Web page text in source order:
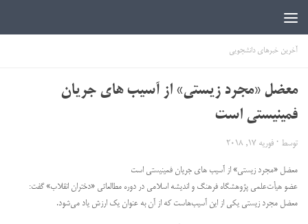
آخرین خبرهای دانشجویی
معضل «مجرد زیستی» از آسیب های جریان
فمینیستی است
توسط · فوریه 17, 2018
معضل «مجرد زیستی» از آسیب های جریان فمینیستی است
عضو هیأت‌علمی پژوهشگاه فرهنگ و ‌اندیشه اسلامی در دوره مطالعاتی «دختران انقلاب» گفت:
معضل مجرد زیستی یکی از این آسیب‌هاست که از آن به عنوان یک ارزش یاد می‌شود.